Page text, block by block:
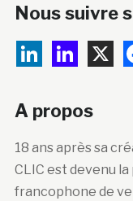
Nous suivre
A propos
18 ans après sa
CLIC est devenu
francophone de